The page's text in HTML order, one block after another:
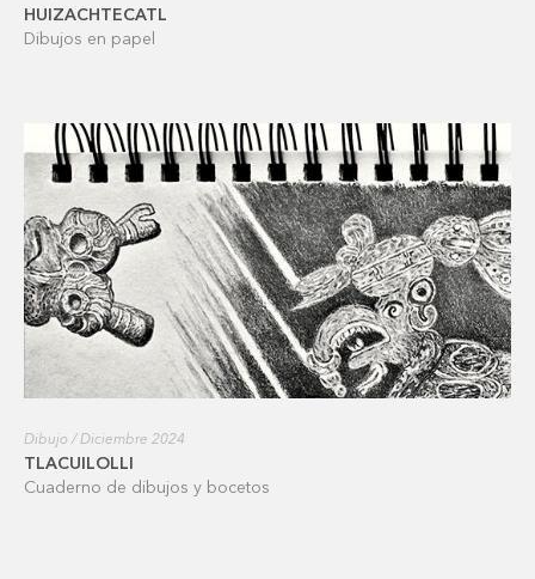
HUIZACHTECATL
Dibujos en papel
Dibujo / Diciembre 2024
TLACUILOLLI
Cuaderno de dibujos y bocetos